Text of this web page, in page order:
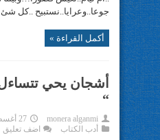
جوعا..وعرايا..نستبيح ..كل
أكمل القراءة »
أشجان يحي
“
monera alganmi
27 أغسطس، 2015
أدب الكتاب
اضف تعليق